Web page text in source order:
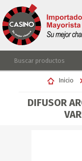
REGISTRARSE
LISTA DE DESEOS
Inicio
DIFUSOR